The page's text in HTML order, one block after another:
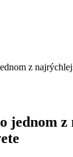
z
jednom